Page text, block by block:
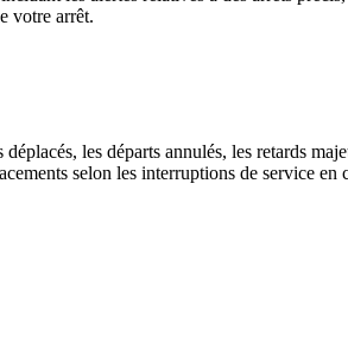
votre arrêt.
les départs annulés, les retards
selon les interruptions de service en